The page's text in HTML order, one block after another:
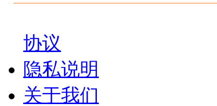
协议
隐私说明
关于我们